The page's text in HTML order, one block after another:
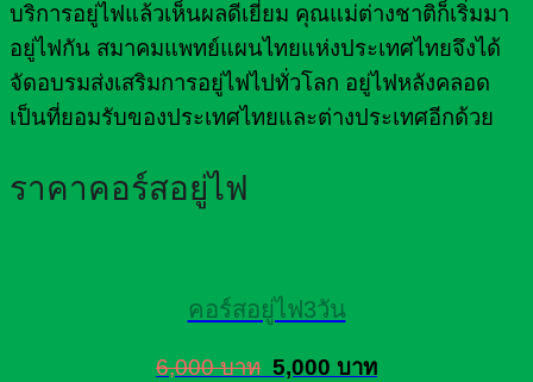
บริการอยู่ไฟแล้วเห็นผลดีเยี่ยม คุณแม่ต่างชาติก็เริ่มมา
อยู่ไฟกัน สมาคมแพทย์แผนไทยแห่งประเทศไทยจึงได้
จัดอบรมส่งเสริมการอยู่ไฟไปทั่วโลก อยู่ไฟหลังคลอด
เป็นที่ยอมรับของประเทศไทยและต่างประเทศอีกด้วย
ราคาคอร์สอยู่ไฟ
คอร์สอยู่ไฟ3วัน
6,000 บาท 5,000 บาท